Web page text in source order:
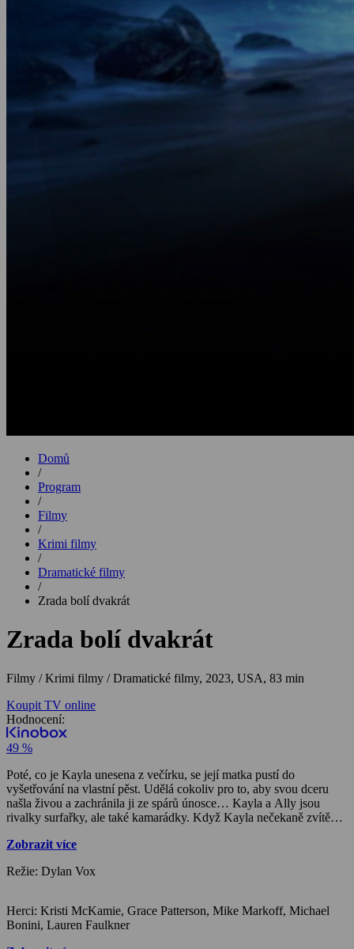
Domů
/
Program
/
Filmy
/
Krimi filmy
/
Dramatické filmy
/
Zrada bolí dvakrát
Zrada bolí dvakrát
Filmy / Krimi filmy / Dramatické filmy, 2023, USA, 83 min
Koupit TV online
Hodnocení:
49 %
Poté, co je Kayla unesena z večírku, se její matka pustí do
vyšetřování na vlastní pěst. Udělá cokoliv pro to, aby svou dceru
našla živou a zachránila ji ze spárů únosce… Kayla a Ally jsou
rivalky surfařky, ale také kamarádky. Když Kayla nečekaně zvítězí
pyšný. Sám byl skvělým surfařem, ale bohužel již zemřel. Michelle
Kayla má pocit, že na ni matka moc tlačí a má ji pořád za zády.
je zodpovědná a Kaylu by mohla trochu ovlivnit. Dívky využijí
toho, že jsou z dohledu rodičů a hned první den se vydají na párty
na pláži kam je pozvali dva sympatičtí mladíci. Becky to tam nebaví
Zobrazit více
Režie: Dylan Vox
Herci: Kristi McKamie, Grace Patterson, Mike Markoff, Michael
Bonini, Lauren Faulkner